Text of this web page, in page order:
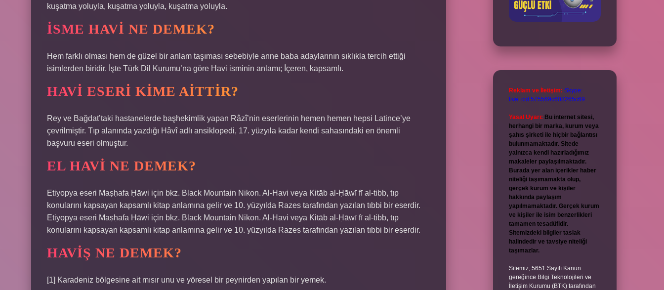
kuşatma yoluyla, kuşatma yoluyla, kuşatma yoluyla.
İSME HAVI NE DEMEK?
Hem farklı olması hem de güzel bir anlam taşıması sebebiyle anne baba adaylarının sıklıkla tercih ettiği
isimlerden biridir. İşte Türk Dil Kurumu’na göre Havi isminin anlamı; İçeren, kapsamlı.
HAVI ESERI KIME AITTIR?
Rey ve Bağdat’taki hastanelerde başhekimlik yapan Râzî’nin eserlerinin hemen hemen hepsi Latince’ye
çevrilmiştir. Tıp alanında yazdığı Hâvî adlı ansiklopedi, 17. yüzyıla kadar kendi sahasındaki en önemli
başvuru eseri olmuştur.
EL HAVI NE DEMEK?
Etiyopya eseri Maṣḥafa Ḥāwi için bkz. Black Mountain Nikon. Al-Havi veya Kitāb al-Ḥāwī fī al-tibb, tıp
konularını kapsayan kapsamlı kitap anlamına gelir ve 10. yüzyılda Razes tarafından yazılan tıbbi bir eserdir.
Etiyopya eseri Maṣḥafa Ḥāwi için bkz. Black Mountain Nikon. Al-Havi veya Kitāb al-Ḥāwī fī al-tibb, tıp
konularını kapsayan kapsamlı kitap anlamına gelir ve 10. yüzyılda Razes tarafından yazılan tıbbi bir eserdir.
HAVIŞ NE DEMEK?
[1] Karadeniz bölgesine ait mısır unu ve yöresel bir peynirden yapılan bir yemek.
Reklam ve İletişim: Skype:
live:.cid.575569c608265c69
Yasal Uyarı: Bu internet sitesi,
herhangi bir marka, kurum veya
şahıs şirketi ile hiçbir bağlantısı
bulunmamaktadır. Sitede
yalnızca kendi hazırladığımız
makaleler paylaşılmaktadır.
Burada yer alan içerikler haber
niteliği taşımamakta olup,
gerçek kurum ve kişiler
hakkında paylaşım
yapılmamaktadır. Gerçek kurum
ve kişiler ile isim benzerlikleri
tamamen tesadüfidir.
Sitemizdeki bilgiler taslak
halindedir ve tavsiye niteliği
taşımazlar.
Sitemiz, 5651 Sayılı Kanun
gereğince Bilgi Teknolojileri ve
İletişim Kurumu (BTK) tarafından